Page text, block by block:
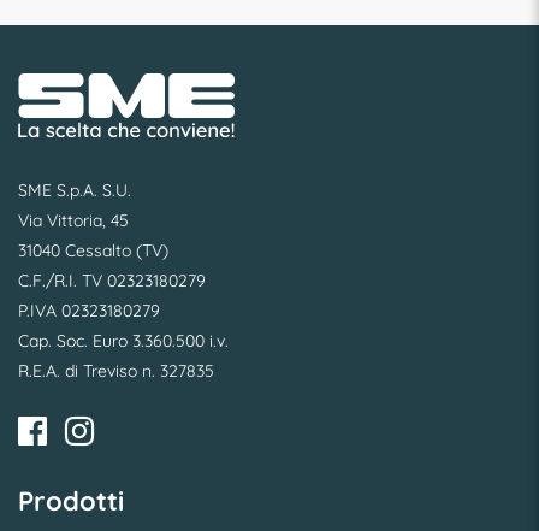
SME S.p.A. S.U.
Via Vittoria, 45
31040 Cessalto (TV)
C.F./R.I. TV 02323180279
P.IVA 02323180279
Cap. Soc. Euro 3.360.500 i.v.
R.E.A. di Treviso n. 327835
Prodotti